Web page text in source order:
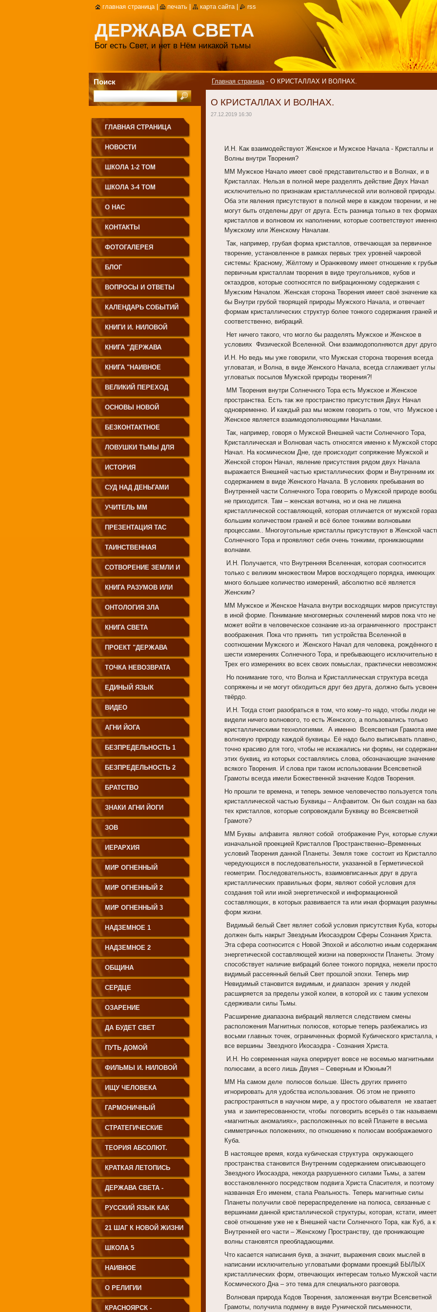
ДЕРЖАВА СВЕТА
Бог есть Свет, и нет в Нём никакой тьмы
Главная страница - О КРИСТАЛЛАХ И ВОЛНАХ.
О КРИСТАЛЛАХ И ВОЛНАХ.
27.12.2019 16:30
И.Н. Как взаимодействуют Женское и Мужское Начала - Кристаллы и
Волны внутри Творения?
ММ Мужское Начало имеет своё представительство и в Волнах, и в
Кристаллах. Нельзя в полной мере разделять действие Двух Начал
исключительно по признакам кристаллической или волновой природы.
Оба эти явления присутствуют в полной мере в каждом творении, и не
могут быть отделены друг от друга. Есть разница только в тех
кристаллов и волновом их наполнении, которые соответствуют именно
Мужскому или Женскому Началам.
Так, например, грубая форма кристаллов, отвечающая за первичное
творение, установленное в рамках первых трех уровней чакровой
системы: Красному, Жёлтому и Оранжевому имеет отношение к
первичным кристаллам творения в виде треугольников, кубов и
октаэдров, которые соотносятся по вибрационному содержания с
Мужским Началом. Женская сторона Творения имеет своё значение
бы Внутри грубой творящей природы Мужского Начала, и отвечает
формам кристаллических структур более тонкого содержания граней
соответственно, вибраций.
Нет ничего такого, что могло бы разделять Мужское и Женское в
условиях Физической Вселенной. Они взаимодополняются друг
И.Н. Но ведь мы уже говорили, что Мужская сторона творения всегда
угловатая, и Волна, в виде Женского Начала, всегда сглаживает углы
угловатых посылов Мужской природы творения?!
ММ Творения внутри Солнечного Тора есть Мужское и Женское
пространства. Есть так же пространство присутствия Двух Начал
одновременно. И каждый раз мы можем говорить о том, что Мужское
Женское является взаимодополняющими Началами.
Так, например, говоря о Мужской Внешней части Солнечного Тора,
Кристаллическая и Волновая часть относятся именно к Мужской
Начал. На космическом Дне, где происходит сопряжение Мужской и
Женской сторон Начал, явление присутствия рядом двух Начала
выражается Внешней частью кристаллических форм и Внутренним их
содержанием в виде Женского Начала. В условиях пребывания во
Внутренней части Солнечного Тора говорить о Мужской природе
не приходится. Там – женская вотчина, но и она не лишена
кристаллической составляющей, которая отличается от мужской
большим количеством граней и всё более тонкими волновыми
процессами.. Многоугольные кристаллы присутствуют в Женской
Солнечного Тора и проявляют себя очень тонкими, проникающими
волнами.
И.Н. Получается, что Внутренняя Вселенная, которая соотносится
только с великим множеством Миров восходящего порядка, имеющих
много большее количество измерений, абсолютно всё является
Женским?
ММ Мужское и Женское Начала внутри восходящих миров
в иной форме. Понимание многомерных сочленений миров пока что не
может войти в человеческое сознание из-за ограниченного
воображения. Пока что принять тип устройства Вселенной в
соотношении Мужского и Женского Начал для человека, рождённого
шести измерениях Солнечного Тора, и пребывающего исключительно
Трех его измерениях во всех своих помыслах, практически
Но понимание того, что Волна и Кристаллическая структура всегда
сопряжены и не могут обходиться друг без друга, должно быть
твёрдо.
И.Н. Тогда стоит разобраться в том, что кому–то надо, чтобы люди не
видели ничего волнового, то есть Женского, а пользовались только
кристаллическими технологиями. А именно Всеясветная Грамота
волновую природу каждой буквицы. Её надо было выписывать плавно,
точно красиво для того, чтобы не искажались ни формы, ни
этих буквиц, из которых составлялись слова, обозначающие значение
всякого Творения. И слова при таком использовании Всеясветной
Грамоты всегда имели Божественной значение Кодов Творения.
Но прошли те времена, и теперь земное человечество пользуется
кристаллической частью Буквицы – Алфавитом. Он был создан на
тех кристаллов, которые сопровождали Буквицу во Всеясветной
Грамоте?
ММ Буквы алфавита являют собой отображение Рун, которые
изначальной проекцией Кристаллов Пространственно–Временных
условий Творения данной Планеты. Земля тоже состоит из
чередующихся в последовательности, указанной в Герметической
геометрии. Последовательность, взаимовписанных друг в друга
кристаллических правильных форм, являют собой условия для
создания той или иной энергетической и информационной
составляющих, в которых развивается та или иная формация
форм жизни.
Видимый белый Свет являет собой условия присутствия Куба,
должен быть накрыт Звездным Икосаэдром Сферы Сознания Христа.
Эта сфера соотносится с Новой Эпохой и абсолютно иным
энергетической составляющей жизни на поверхности Планеты. Этому
способствует наличие вибраций более тонкого порядка, нежели
видимый рассеянный белый Свет прошлой эпохи. Теперь мир
Невидимый становится видимым, и диапазон зрения у людей
расширяется за пределы узкой колеи, в которой их с таким успехом
сдерживали силы Тьмы.
Расширение диапазона вибраций является следствием смены
расположения Магнитных полюсов, которые теперь разбежались из
восьми главных точек, ограниченных формой Кубического кристалла,
все вершины Звездного Икосаэдра - Сознания Христа.
И.Н. Но современная наука оперирует вовсе не восемью магнитными
полюсами, а всего лишь Двумя – Северным и Южным?!
ММ На самом деле полюсов больше. Шесть других принято
игнорировать для удобства использования. Об этом не принято
распространяться в научном мире, а у простого обывателя не хватает
ума и заинтересованности, чтобы поговорить всерьёз о так
«магнитных аномалиях», расположенных по всей Планете в весьма
симметричных положениях, по отношению к полюсам воображаемого
Куба.
В настоящее время, когда кубическая структура окружающего
пространства становится Внутренним содержанием описывающего
Звездного Икосаэдра, некогда разрушенного силами Тьмы, а затем
восстановленного посредством подвига Христа Спасителя, и поэтому
названная Его именем, стала Реальность. Теперь магнитные силы
Планеты получили своё перераспределение на полюса, связанные с
вершинами данной кристаллической структуры, которая, кстати, имеет
своё отношение уже не к Внешней части Солнечного Тора, как Куб, а к
Внутренней его части – Женскому Пространству, где проникающие
волны становятся преобладающими.
Что касается написания букв, а значит, выражения своих мыслей в
написании исключительно угловатыми формами проекций БЫЛЫХ
кристаллических форм, отвечающих интересам только Мужской части
Космического Дна – это тема для специального разговора.
Волновая природа Кодов Творения, заложенная внутри Всеясветной
Грамоты, получила подмену в виде Рунической письменности,
ГЛАВНАЯ СТРАНИЦА
НОВОСТИ
ШКОЛА 1-2 ТОМ
ШКОЛА 3-4 ТОМ
О НАС
КОНТАКТЫ
ФОТОГАЛЕРЕЯ
БЛОГ
ВОПРОСЫ И ОТВЕТЫ
КАЛЕНДАРЬ СОБЫТИЙ
КНИГИ И. НИЛОВОЙ
КНИГА "ДЕРЖАВА
СВЕТА
КНИГА "НАИВНОЕ
СВЕТОПРЕСТАВЛЕНИЕ"
ВЕЛИКИЙ ПЕРЕХОД
ОСНОВЫ НОВОЙ
ЦИВИЛИЗАЦИИ
БЕЗКОНТАКТНОЕ
ЗЕМЛЕДЕЛИЕ
ЛОВУШКИ ТЬМЫ ДЛЯ
МОЛОДЁЖИ
ИСТОРИЯ
ПРОИСХОЖДЕНИЯ
РУССКОГО НАРОДА
СУД НАД ДЕНЬГАМИ
УЧИТЕЛЬ ММ
ПРЕЗЕНТАЦИЯ ТАС
ТАИНСТВЕННАЯ
СИБИРЬ
СОТВОРЕНИЕ ЗЕМЛИ И
ЕЁ ЖИТЕЛЕЙ
КНИГА РАЗУМОВ ИЛИ
ПОЛЕЙ
ОНТОЛОГИЯ ЗЛА
КНИГА СВЕТА
ПРОЕКТ "ДЕРЖАВА
СВЕТА"
ТОЧКА НЕВОЗВРАТА
ЕДИНЫЙ ЯЗЫК
ЧЕЛОВЕЧЕСТВА
ВИДЕО
АГНИ ЙОГА
БЕЗПРЕДЕЛЬНОСТЬ 1
БЕЗПРЕДЕЛЬНОСТЬ 2
БРАТСТВО
ЗНАКИ АГНИ ЙОГИ
ЗОВ
ИЕРАРХИЯ
МИР ОГНЕННЫЙ
МИР ОГНЕННЫЙ 2
МИР ОГНЕННЫЙ 3
НАДЗЕМНОЕ 1
НАДЗЕМНОЕ 2
ОБЩИНА
СЕРДЦЕ
ОЗАРЕНИЕ
ДА БУДЕТ СВЕТ
ПУТЬ ДОМОЙ
ФИЛЬМЫ И. НИЛОВОЙ
ИЩУ ЧЕЛОВЕКА
ГАРМОНИЧНЫЙ
ЧЕЛОВЕК
СТРАТЕГИЧЕСКИЕ
ЧЕРТЫ УКЛАДА
ГОСУДАРСТВА
ПРИНЦИПИАЛЬНО
НОВОГО ТИПА
ТЕОРИЯ АБСОЛЮТ.
СВЕТА
КРАТКАЯ ЛЕТОПИСЬ
ЧЕЛОВЕЧЕСТВА
ДЕРЖАВА СВЕТА -
ВЕНЕЦ ЧЕЛОВЕЧЕСТВА
РУССКИЙ ЯЗЫК КАК
ЧАСТЬ МАТРИЦЫ
ТВОРЕНИЯ
21 ШАГ К НОВОЙ ЖИЗНИ
ШКОЛА 5
НАИВНОЕ
СВЕТОПРЕДСТАВЛЕНИЕ
О РЕЛИГИИ
КРАСНОЯРСК -
Поиск
главная страница печать карта сайта rss